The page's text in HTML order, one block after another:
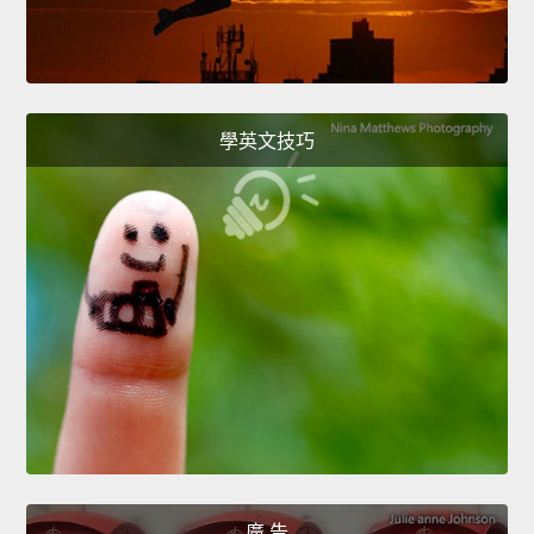
學英文技巧